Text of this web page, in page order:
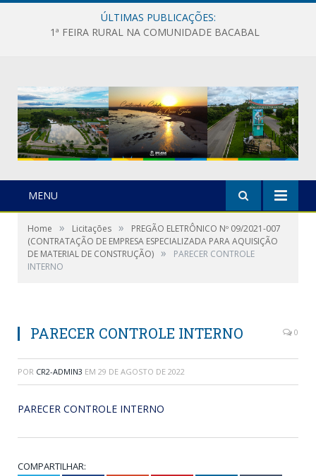
ÚLTIMAS PUBLICAÇÕES:
1ª FEIRA RURAL NA COMUNIDADE BACABAL
MENU
Home » Licitações »
PREGÃO ELETRÔNICO Nº 09/2021-007
(CONTRATAÇÃO DE EMPRESA ESPECIALIZADA PARA AQUISIÇÃO
DE MATERIAL DE CONSTRUÇÃO) »
PARECER CONTROLE
INTERNO
PARECER CONTROLE INTERNO 0
POR CR2-ADMIN3 EM 29 DE AGOSTO DE 2022
PARECER CONTROLE INTERNO
COMPARTILHAR: